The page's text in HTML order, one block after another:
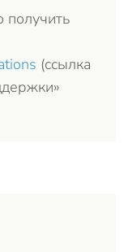
(ссылка